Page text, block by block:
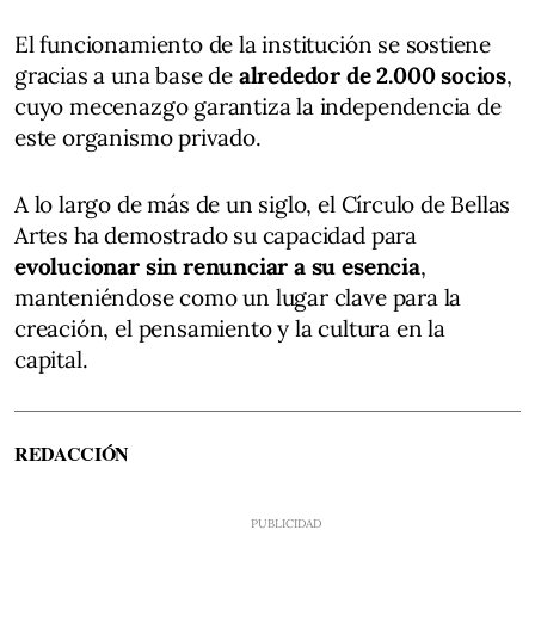
El funcionamiento de la institución se sostiene
gracias a una base de alrededor de 2.000 socios,
cuyo mecenazgo garantiza la independencia de
este organismo privado.
A lo largo de más de un siglo, el Círculo de Bellas
Artes ha demostrado su capacidad para
evolucionar sin renunciar a su esencia,
manteniéndose como un lugar clave para la
creación, el pensamiento y la cultura en la
capital.
REDACCIÓN